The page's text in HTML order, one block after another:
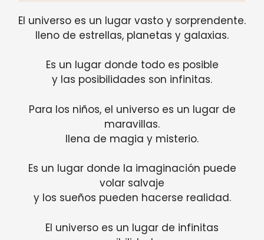
El universo es un lugar vasto y sorprendente.
lleno de estrellas, planetas y galaxias.
Es un lugar donde todo es posible
y las posibilidades son infinitas.
Para los niños, el universo es un lugar de
maravillas.
llena de magia y misterio.
Es un lugar donde la imaginación puede
volar salvaje
y los sueños pueden hacerse realidad.
El universo es un lugar de infinitas